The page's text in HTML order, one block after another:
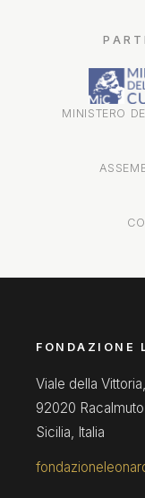
MINISTERO
FONDAZIONE
Viale della
92020
Sicilia, Italia